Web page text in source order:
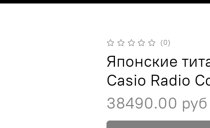
(0)
Японские
Casio Radio
38490.00 руб